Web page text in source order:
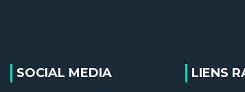
SOCIAL MEDIA LIENS